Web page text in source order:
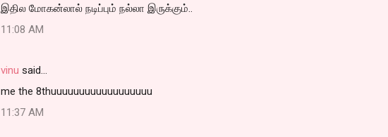
இதில மோகன்லால் நடிப்பும் நல்லா இருக்கும்..
11:08 AM
vinu said…
me the 8thuuuuuuuuuuuuuuuuuu
11:37 AM